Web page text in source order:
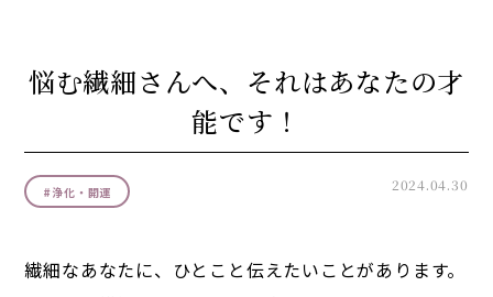
悩む繊細さんへ、それはあなたの才
能です！
#浄化・開運 2024.04.30
繊細なあなたに、ひとこと伝えたいことがあります。